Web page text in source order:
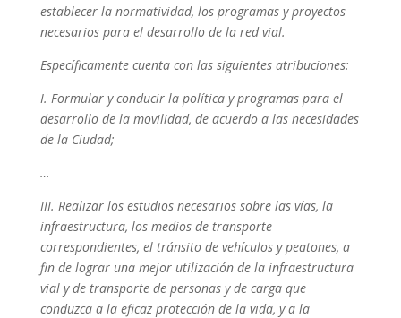
establecer la normatividad, los programas y proyectos
necesarios para el desarrollo de la red vial.
Específicamente cuenta con las siguientes atribuciones:
I. Formular y conducir la política y programas para el
desarrollo de la movilidad, de acuerdo a las necesidades
de la Ciudad;
…
III. Realizar los estudios necesarios sobre las vías, la
infraestructura, los medios de transporte
correspondientes, el tránsito de vehículos y peatones, a
fin de lograr una mejor utilización de la infraestructura
vial y de transporte de personas y de carga que
conduzca a la eficaz protección de la vida, y a la